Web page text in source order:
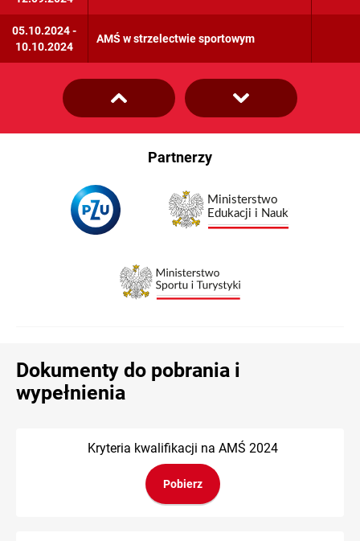
05.10.2024 -
10.10.2024
AMŚ w strzelectwie sportowym
Partnerzy
Dokumenty do pobrania i
wypełnienia
Kryteria kwalifikacji na AMŚ 2024
Pobierz